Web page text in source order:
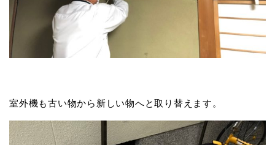
室外機も古い物から新しい物へと取り替えます。